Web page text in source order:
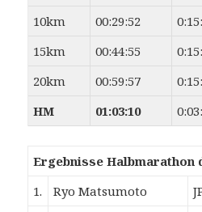
10km
00:29:52
15km
00:44:55
20km
00:59:57
HM
01:03:10
Ergebnisse Halbmarathon
1.
Ryo Matsumoto